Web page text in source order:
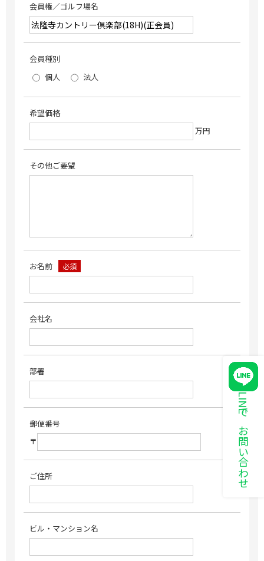
LINEでお問い合わせ
会員権／ゴルフ場名
会員種別
個人
法人
希望価格
万円
その他ご要望
お名前 必須
会社名
部署
郵便番号
〒
ご住所
ビル・マンション名